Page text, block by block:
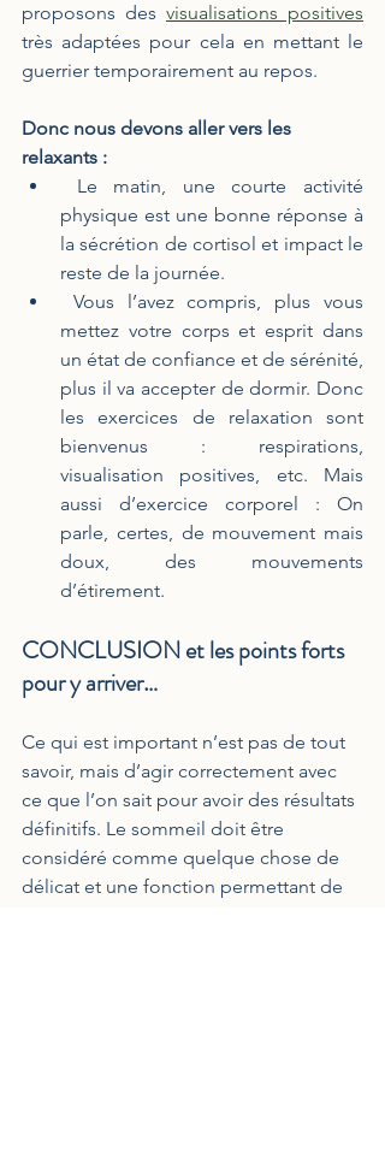
proposons des visualisations positives
très adaptées pour cela en mettant le
guerrier temporairement au repos.
Donc nous devons aller vers les
relaxants :
physique est une bonne réponse à
la sécrétion de cortisol et impact le
reste de la journée.
mettez votre corps et esprit dans
un état de confiance et de sérénité,
plus il va accepter de dormir. Donc
les exercices de relaxation sont
bienvenus : respirations,
visualisation positives, etc. Mais
aussi d’exercice corporel : On
parle, certes, de mouvement mais
doux, des mouvements
d’étirement.
CONCLUSION et les points forts
pour y arriver…
Ce qui est important n’est pas de tout
savoir, mais d’agir correctement avec
ce que l’on sait pour avoir des résultats
définitifs. Le sommeil doit être
considéré comme quelque chose de
délicat et une fonction permettant de